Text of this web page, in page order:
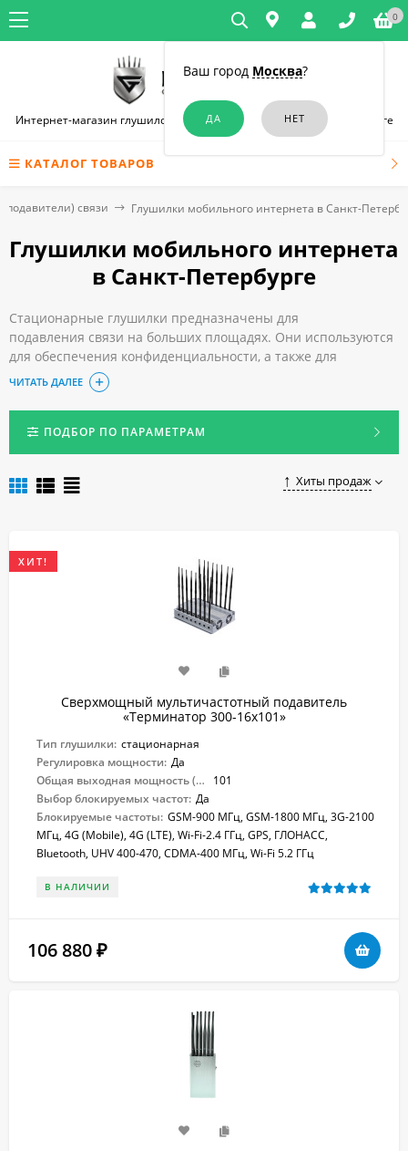
Ваш город Москва?
0
Интернет-магазин глушилок связи и диктофонов в Санкт-Петербурге
КАТАЛОГ ТОВАРОВ
связи Глушилки мобильного интернета в Санкт-
Глушилки мобильного интернета
в Санкт-Петербурге
Стационарные глушилки предназначены для
подавления связи на больших площадях. Они используются
для обеспечения конфиденциальности, а также для
невозможности передачи и получения данных по интернету
на экзаменах и других важных событиях.
Устройства могут полностью блокировать работу всех частот
современных смартфонов.
Выгодно купить качественную и надежную глушилку
сайте.
ЧИТАТЬ ДАЛЕЕ
ПОДБОР ПО ПАРАМЕТРАМ
Хиты продаж
ХИТ!
Сверхмощный мультичастотный подавитель
«Терминатор 300-16х101»
Тип глушилки: стационарная
Регулировка мощности: Да
Общая выходная мощность (Вт):
101
Выбор блокируемых частот: Да
Блокируемые частоты: GSM-900 МГц, GSM-1800 МГц, 3G-2100
МГц, 4G (Mobile), 4G (LTE), Wi-Fi-2.4 ГГц, GPS, ГЛОНАСС,
Bluetooth, UHV 400-470, CDMA-400 МГц, Wi-Fi 5.2 ГГц
В НАЛИЧИИ
106 880 ₽